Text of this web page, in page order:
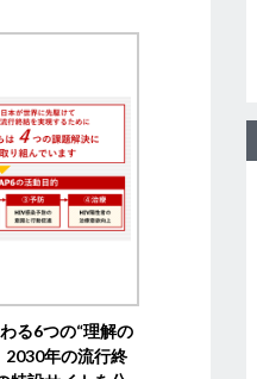
る6つの“理解の
年の流行終